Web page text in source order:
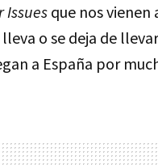
Issuesque nos
lleva o se deja de
a España por